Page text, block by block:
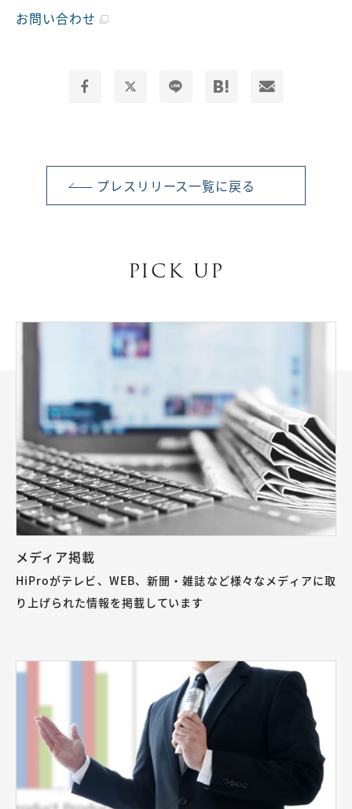
お問い合わせ
プレスリリース一覧に戻る
PICK UP
メディア掲載
HiProがテレビ、WEB、新聞・雑誌など様々なメディアに取
り上げられた情報を掲載しています